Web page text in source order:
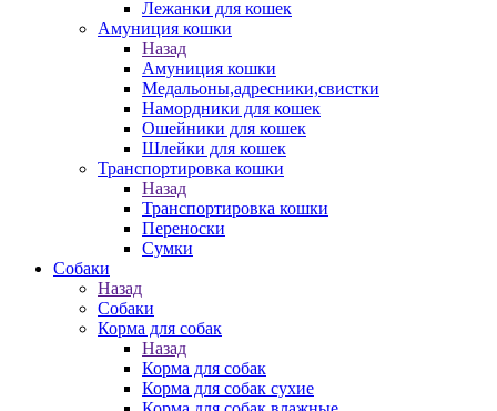
Лежанки для кошек
Амуниция кошки
Назад
Амуниция кошки
Медальоны,адресники,свистки
Намордники для кошек
Ошейники для кошек
Шлейки для кошек
Транспортировка кошки
Назад
Транспортировка кошки
Переноски
Сумки
Собаки
Назад
Собаки
Корма для собак
Назад
Корма для собак
Корма для собак сухие